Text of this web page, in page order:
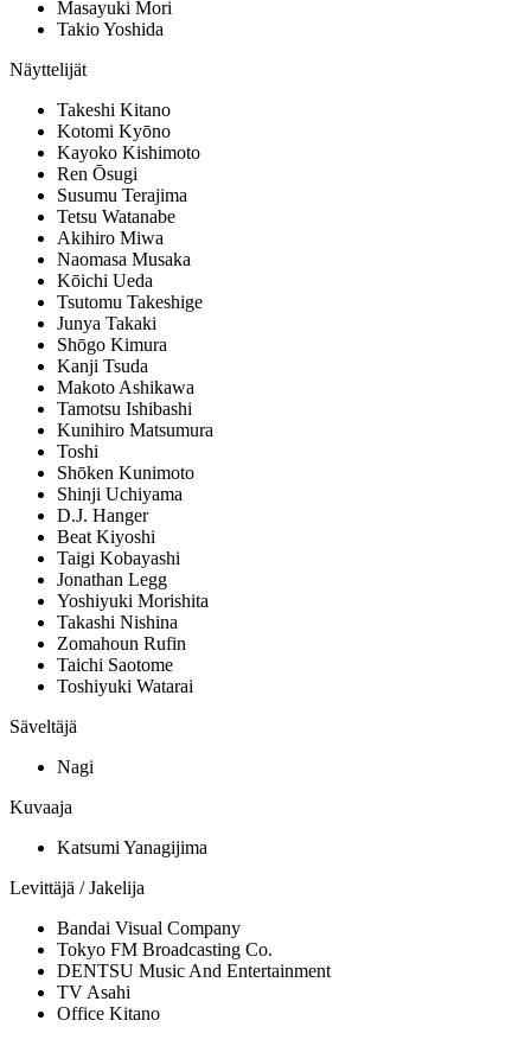
Masayuki Mori
Takio Yoshida
Näyttelijät
Takeshi Kitano
Kotomi Kyōno
Kayoko Kishimoto
Ren Ōsugi
Susumu Terajima
Tetsu Watanabe
Akihiro Miwa
Naomasa Musaka
Kōichi Ueda
Tsutomu Takeshige
Junya Takaki
Shōgo Kimura
Kanji Tsuda
Makoto Ashikawa
Tamotsu Ishibashi
Kunihiro Matsumura
Toshi
Shōken Kunimoto
Shinji Uchiyama
D.J. Hanger
Beat Kiyoshi
Taigi Kobayashi
Jonathan Legg
Yoshiyuki Morishita
Takashi Nishina
Zomahoun Rufin
Taichi Saotome
Toshiyuki Watarai
Säveltäjä
Nagi
Kuvaaja
Katsumi Yanagijima
Levittäjä / Jakelija
Bandai Visual Company
Tokyo FM Broadcasting Co.
DENTSU Music And Entertainment
TV Asahi
Office Kitano